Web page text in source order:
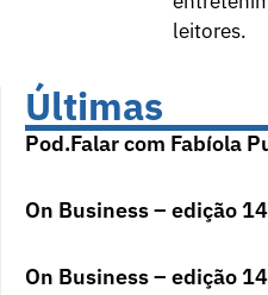
leitores.
Últimas
Pod.Falar com Fabíola
On Business – edição
On Business – edição